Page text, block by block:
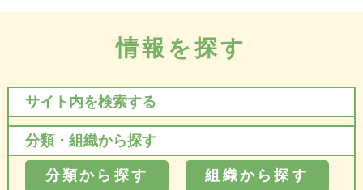
情報を探す
サイト内を検索する
分類・組織から探す
分類から探す 組織から探す